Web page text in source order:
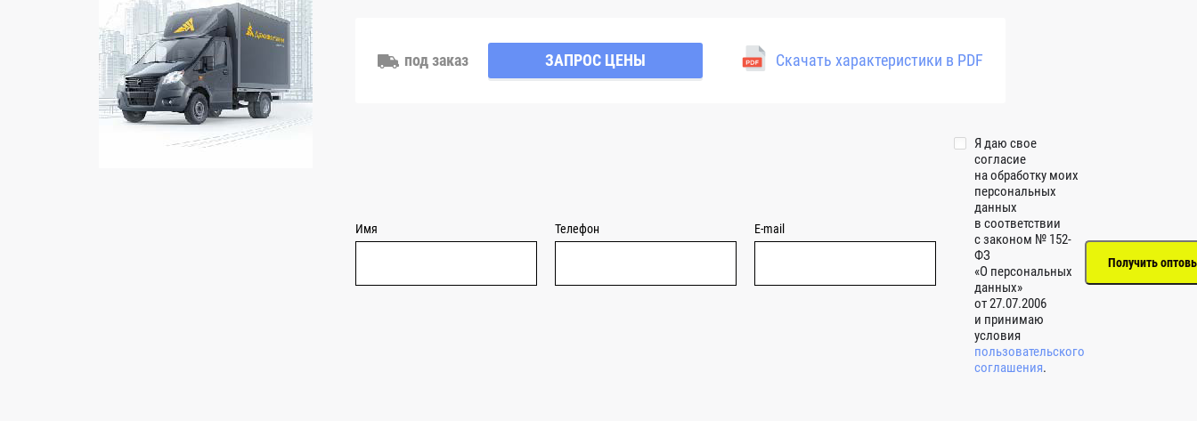
под заказ ЗАПРОС ЦЕНЫ Скачать характеристики в PDF
Имя Телефон E-mail
Я даю свое
согласие
на обработку моих
персональных
данных
в соответствии
с законом № 152-
ФЗ
«О персональных
данных»
от 27.07.2006
и принимаю
условия
пользовательского
соглашения.